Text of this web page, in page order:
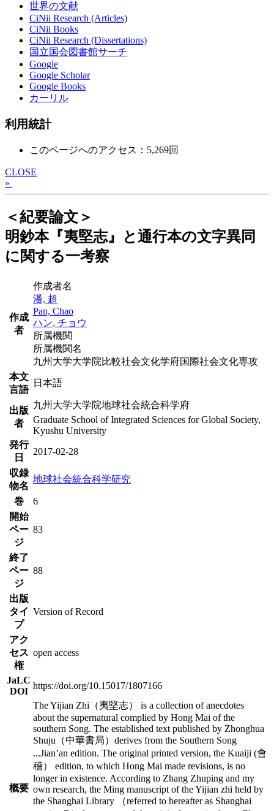
世界の文献
CiNii Research (Articles)
CiNii Books
CiNii Research (Dissertations)
国立国会図書館サーチ
Google
Google Scholar
Google Books
カーリル
利用統計
このページへのアクセス：5,269回
CLOSE
»
＜紀要論文＞
明鈔本『夷堅志』と通行本の文字異同
に関する一考察
作成
者
作成者名
潘, 超
Pan, Chao
ハン, チョウ
所属機関
所属機関名
九州大学大学院比較社会文化学府国際社会文化専攻
本文
言語
日本語
出版
者
九州大学大学院地球社会統合科学府
Graduate School of Integrated Sciences for Global Society,
Kyushu University
発行
日
2017-02-28
収録
物名
地球社会統合科学研究
巻
6
開始
ペー
ジ
83
終了
ペー
ジ
88
出版
タイ
プ
Version of Record
アク
セス
権
open access
JaLC
DOI
https://doi.org/10.15017/1807166
概要
The Yijian Zhi（夷堅志） is a collection of anecdotes
about the supernatural complied by Hong Mai of the
southern Song. The established text published by Zhonghua
Shuju（中華書局）derives from the Southern Song
...Jian’an edition. The original printed version, the Kuaiji (會
稽） edition, to which Hong Mai made revisions, is no
longer in existence. According to Zhang Zhuping and my
own research, the Ming manuscript of the Yijian zhi held by
the Shanghai Library （referred to hereafter as Shanghai